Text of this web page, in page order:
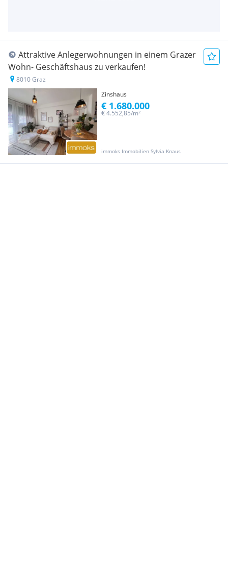
Attraktive Anlegerwohnungen in einem Grazer
Wohn- Geschäftshaus zu verkaufen!
8010 Graz
Zinshaus
immoks Immobilien Sylvia Knaus
€ 4.552,85/m²
€ 1.680.000